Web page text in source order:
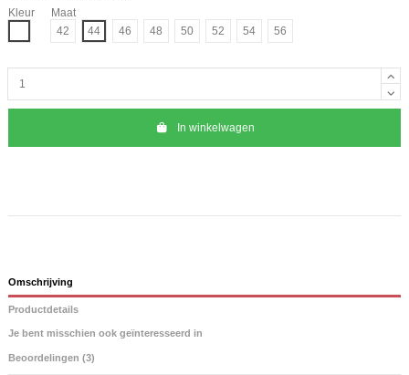
Kleur
Maat
42
44 46 48 50 52 54 56
In winkelwagen
Omschrijving
Productdetails
Je bent misschien ook geïnteresseerd in
Beoordelingen (3)